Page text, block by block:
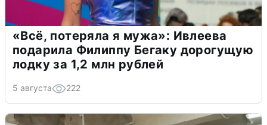
«Всё, потеряла я мужа»: Ивлеева
подарила Филиппу Бегаку дорогущую
лодку за 1,2 млн рублей
5 августа 222